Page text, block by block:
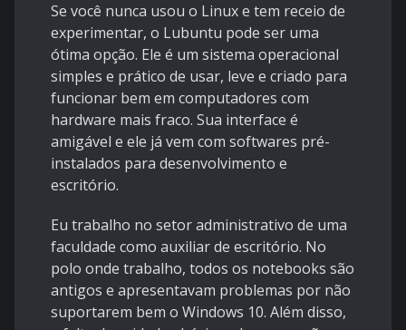
Se você nunca usou o Linux e tem receio de
experimentar, o Lubuntu pode ser uma
ótima opção. Ele é um sistema operacional
simples e prático de usar, leve e criado para
funcionar bem em computadores com
hardware mais fraco. Sua interface é
amigável e ele já vem com softwares pré-
instalados para desenvolvimento e
escritório.
Eu trabalho no setor administrativo de uma
faculdade como auxiliar de escritório. No
polo onde trabalho, todos os notebooks são
antigos e apresentavam problemas por não
suportarem bem o Windows 10. Além disso,